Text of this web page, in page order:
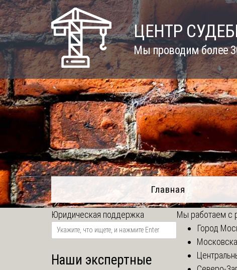
Skip
to
content
ЦЕНТР
Мы проводим более
Главная
Юридическая поддержка
Наши экспертные
Мы работаем с
Город